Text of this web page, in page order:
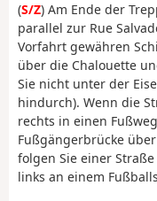
(S/Z) Am Ende der
parallel zur Rue
Vorfahrt gewähren
über die Chalouette
Sie nicht unter der
hindurch). Wenn die
rechts in einen
Fußgängerbrücke
folgen Sie einer
links an einem